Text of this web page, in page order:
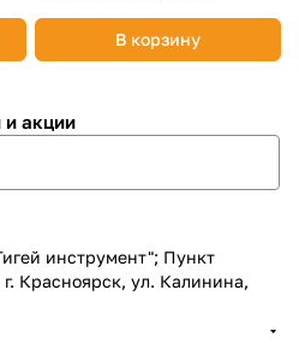
В корзину
и акции
инструмент"; Пункт
Красноярск, ул. Калинина,
25